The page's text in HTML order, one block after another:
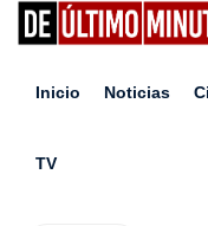
Inicio Noticias
TV